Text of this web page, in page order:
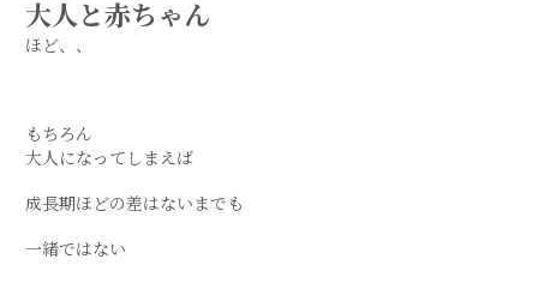
大人と赤ちゃん
ほど、、
もちろん
大人になってしまえば
成長期ほどの差はないまでも
一緒ではない